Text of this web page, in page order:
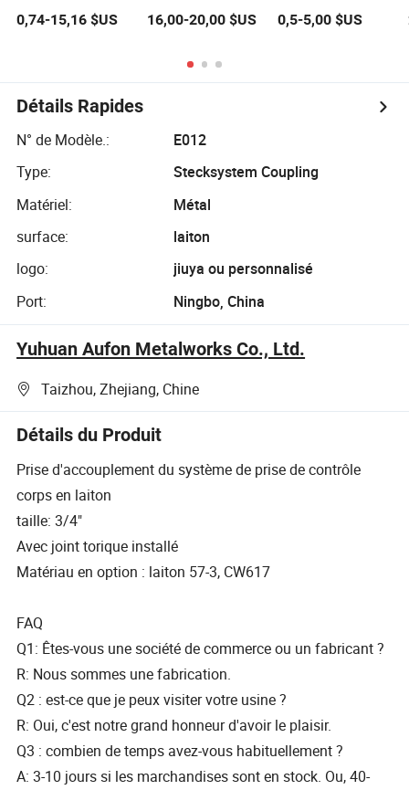
connexion rapide
en fonte ductile
pour tuyaux de
grand diamètre
0,74-15,16 $US
1/2" Couplage
ISO16028
16,00-20,00 $US
inoxydable pour
0,5-5,00 $US
Détails Rapides
N° de Modèle.:
E012
Type:
Stecksystem Coupling
Matériel:
Métal
surface:
laiton
logo:
jiuya ou personnalisé
Port:
Ningbo, China
Yuhuan Aufon Metalworks Co., Ltd.
Taizhou, Zhejiang, Chine
Détails du Produit
Prise d'accouplement du système de prise de contrôle
corps en laiton
taille: 3/4"
Avec joint torique installé
Matériau en option : laiton 57-3, CW617
FAQ
Q1: Êtes-vous une société de commerce ou un fabricant ?
R: Nous sommes une fabrication.
Q2 : est-ce que je peux visiter votre usine ?
R: Oui, c'est notre grand honneur d'avoir le plaisir.
Q3 : combien de temps avez-vous habituellement ?
A: 3-10 jours si les marchandises sont en stock. Ou, 40-